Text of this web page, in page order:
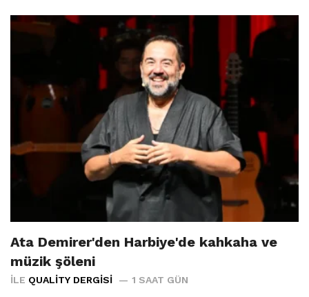
Ata Demirer'den Harbiye'de kahkaha ve
müzik şöleni
İLE QUALITY DERGISI 1 SAAT GÜN